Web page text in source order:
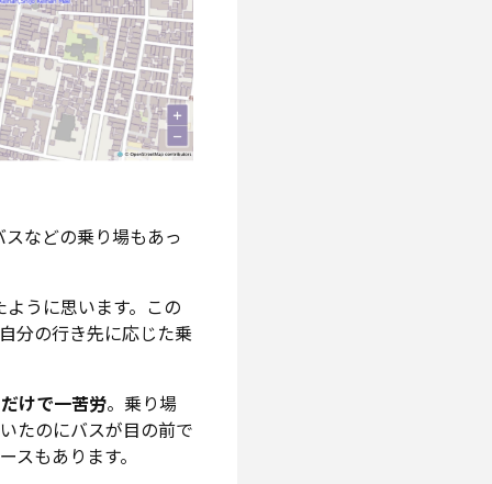
などの乗り場もあっ
うに思います。この
分の行き先に応じた乗
けで一苦労。乗り場
たのにバスが目の前で
もあります。